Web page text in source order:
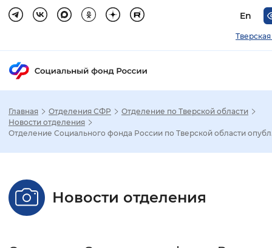
En
Настройка режима отображения
Стандартный Увеличенный
Главная Отделения СФР
Отделение по Тверской области
Новости отделения
Отделение Социального фонда России по Тверской области
Новости отделения